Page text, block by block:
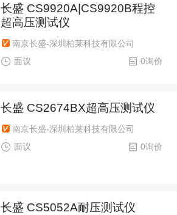
长盛 CS9920A|CS9920B程控
超高压测试仪
南京长盛-深圳柏莱科技有限公司
0询价
面议
长盛 CS2674BX超高压测试仪
南京长盛-深圳柏莱科技有限公司
0询价
面议
长盛 CS5052A耐压测试仪